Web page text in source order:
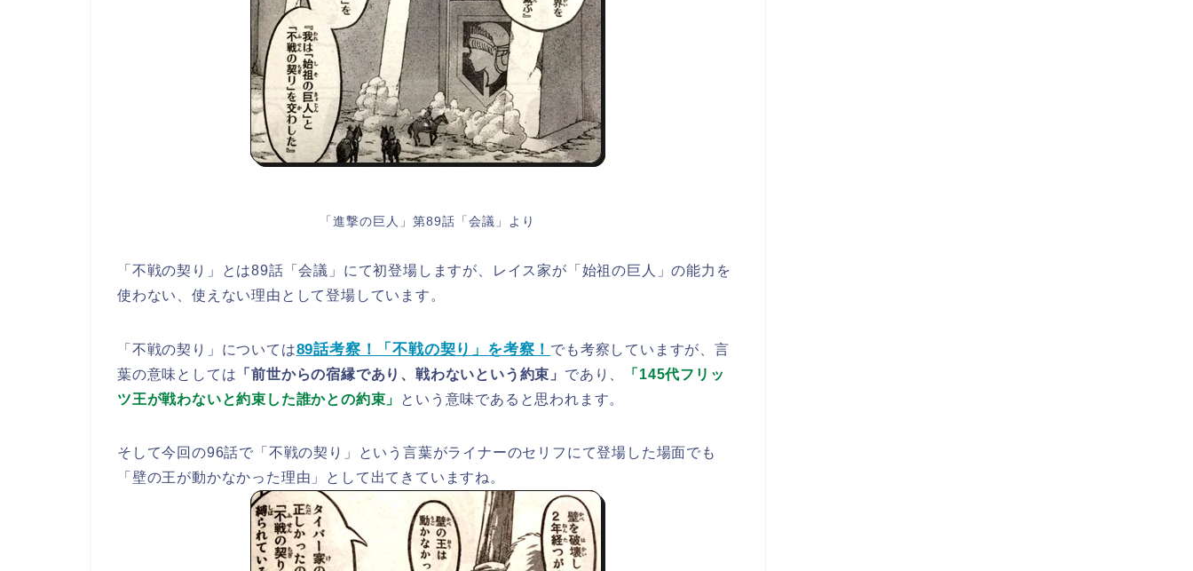
「進撃の巨人」第89話「会議」より
「不戦の契り」とは89話「会議」にて初登場しますが、レイス家が「始祖の巨人」の能力を
使わない、使えない理由として登場しています。
「不戦の契り」については89話考察！「不戦の契り」を考察！ でも考察していますが、言
葉の意味としては 「前世からの宿縁であり、戦わないという約束」 であり、
「145代フリッ
ツ王が戦わないと約束した誰かとの約束」
という意味であると思われます。
そして今回の96話で「不戦の契り」という言葉がライナーのセリフにて登場した場面でも
「壁の王が動かなかった理由」として出てきていますね。